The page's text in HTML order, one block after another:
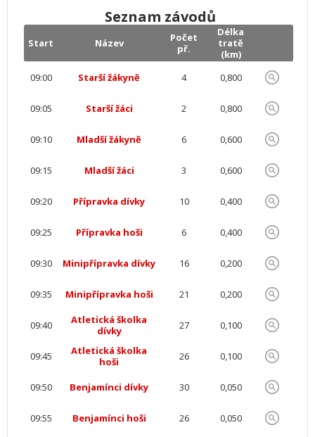
Seznam závodů
Start Název
Počet
př.
Délka
tratě
(km)
09:00
Starší žákyně 4 0,800
09:05 Starší žáci 2 0,800
09:10 Mladší žákyně 6 0,600
09:15 Mladší žáci 3 0,600
09:20 Přípravka dívky 10 0,400
09:25 Přípravka hoši 6 0,400
09:30 Minipřípravka dívky 16 0,200
09:35 Minipřípravka hoši 21 0,200
09:40
Atletická školka
dívky
27 0,100
09:45
Atletická školka
hoši
26 0,100
09:50 Benjamínci dívky 30 0,050
09:55 Benjamínci hoši 26 0,050